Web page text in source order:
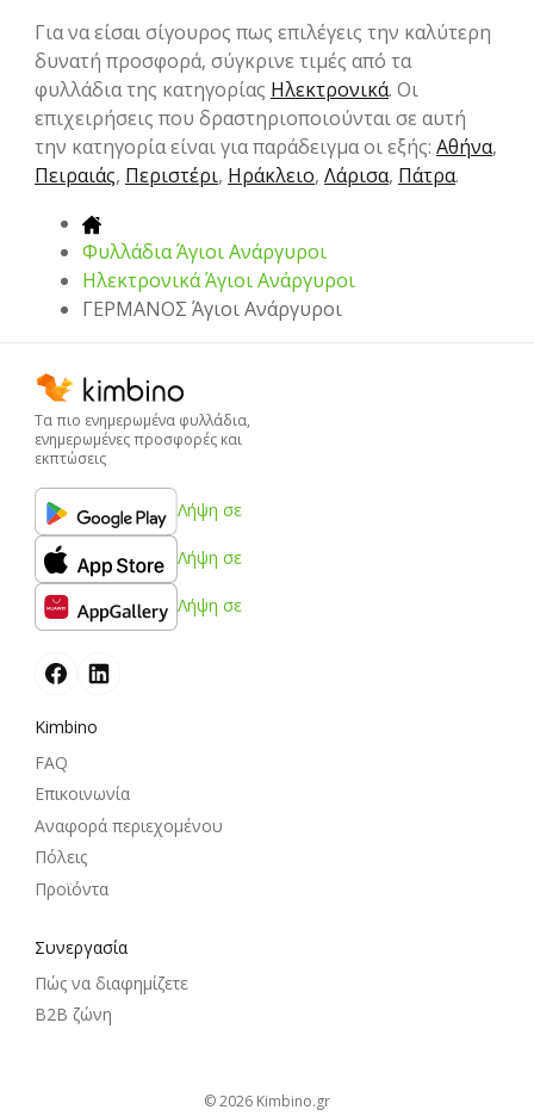
Για να είσαι σίγουρος πως επιλέγεις την καλύτερη
δυνατή προσφορά, σύγκρινε τιμές από τα
φυλλάδια της κατηγορίας Hλεκτρονικά. Οι
επιχειρήσεις που δραστηριοποιούνται σε αυτή
την κατηγορία είναι για παράδειγμα οι εξής: Αθήνα,
Πειραιάς, Περιστέρι, Ηράκλειο, Λάρισα, Πάτρα.
Φυλλάδια Άγιοι Ανάργυροι
Hλεκτρονικά Άγιοι Ανάργυροι
ΓΕΡΜΑΝΟΣ Άγιοι Ανάργυροι
Τα πιο ενημερωμένα φυλλάδια,
ενημερωμένες προσφορές και
εκπτώσεις
Λήψη σε
Λήψη σε
Λήψη σε
Kimbino
FAQ
Επικοινωνία
Αναφορά περιεχομένου
Πόλεις
Προϊόντα
Συνεργασία
Πώς να διαφημίζετε
B2B ζώνη
© 2026 kimbino.gr